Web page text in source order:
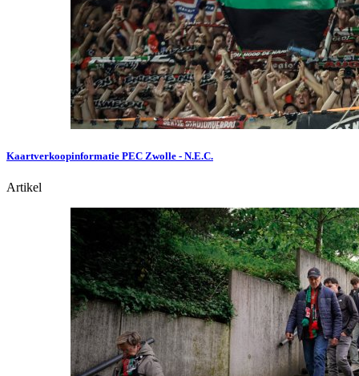
Kaartverkoopinformatie PEC Zwolle - N.E.C.
Artikel